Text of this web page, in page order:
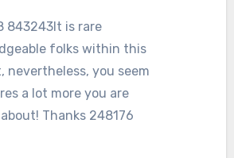
843243It is rare
folks within this
nevertheless, you seem
a lot more you are
Thanks 248176